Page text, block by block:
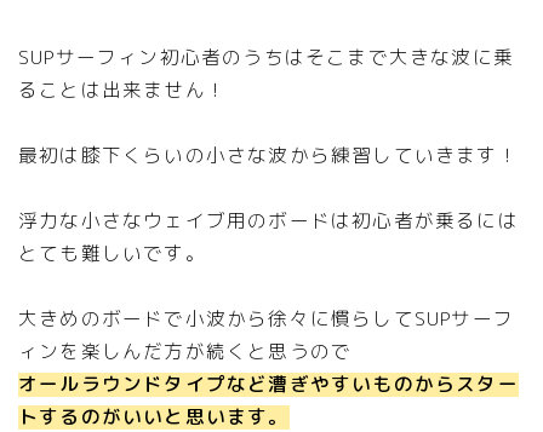
SUPサーフィン初心者のうちはそこまで大きな波に乗
ることは出来ません！
最初は膝下くらいの小さな波から練習していきます！
浮力な小さなウェイブ用のボードは初心者が乗るには
とても難しいです。
大きめのボードで小波から徐々に慣らしてSUPサーフ
ィンを楽しんだ方が続くと思うので
オールラウンドタイプなど漕ぎやすいものからスター
トするのがいいと思います。